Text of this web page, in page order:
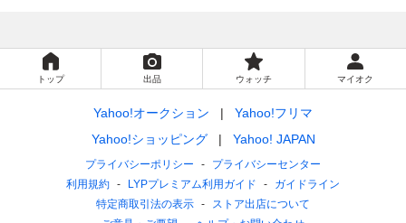
トップ 出品 ウォッチ マイオク
Yahoo!オークション
Yahoo!フリマ
Yahoo!ショッピング
Yahoo! JAPAN
プライバシーポリシー
プライバシーセンター
利用規約
LYPプレミアム利用ガイド
ガイドライン
特定商取引法の表示
ストア出店について